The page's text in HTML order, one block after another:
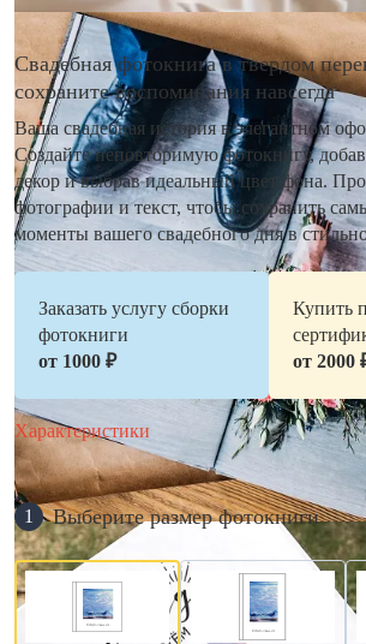
Свадебная фотокнига в твердом
сохраните воспоминания навсегда
Ваша свадебная история в элегантном
Создайте неповторимую фотокнигу,
декор и выбрав идеальный цвет фона.
фотографии и текст, чтобы сохранить
моменты вашего свадебного дня в
Заказать услугу сборки
фотокниги
от 1000 ₽
Купить
от 2000
Характеристики
1 Выберите размер фотокниги